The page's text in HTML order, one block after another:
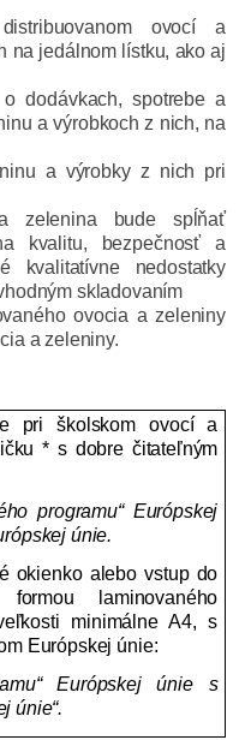
ovocí a
na jedálnom lístku, ako aj
dodávkach, spotrebe a
a výrobkoch z nich, na
a výrobky z nich pri
zelenina bude spĺňať
kvalitu, bezpečnosť a
kvalitatívne nedostatky
skladovaním
ovocia a zeleniny
a zeleniny.
pri školskom ovocí a
* s dobre čitateľným
programu“ Európskej
únie.
okienko alebo vstup do
laminovaného
minimálne A4, s
Európskej únie:
Európskej únie s
únie“.